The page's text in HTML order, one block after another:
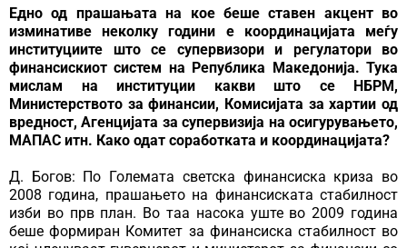
Едно од прашањата на кое беше ставен акцент во
изминативе неколку години е координацијата меѓу
институциите што се супервизори и регулатори во
финансискиот систем на Република Македонија. Тука
мислам на институции какви што се НБРМ,
Министерството за финансии, Комисијата за хартии од
вредност, Агенцијата за супервизија на осигурувањето,
МАПАС итн. Како одат соработката и координацијата?
Д. Богов: По Големата светска финансиска криза во
2008 година, прашањето на финансиската стабилност
изби во прв план. Во таа насока уште во 2009 година
беше формиран Комитет за финансиска стабилност во